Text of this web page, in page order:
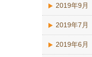
2019年9月
2019年7月
2019年6月